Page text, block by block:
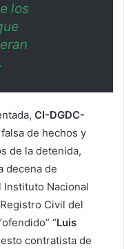
los
CI-DGDC-
de hechos y
de la detenida,
decena de
Nacional
Civil del
“Luis
contratista de